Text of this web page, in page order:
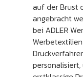
auf der Brust
angebracht
bei ADLER